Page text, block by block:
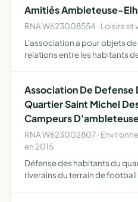
Amitiés Ambleteuse-
RNA W623008554 · Loisirs et
L'association a pour objets
relations entre les habitants
Hythe…
Association De Defense
Quartier Saint Michel
Campeurs
RNA W623002807 ·
en 2015
Défense des habitants du
riverains du terrain de